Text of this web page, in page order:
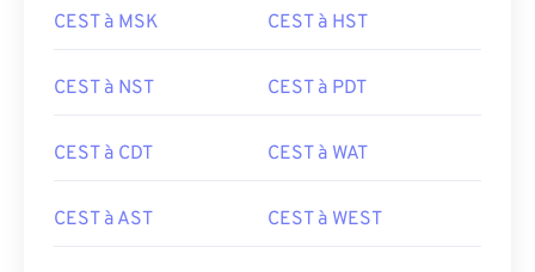
CEST à MSK CEST à HST
CEST à NST CEST à PDT
CEST à CDT CEST à WAT
CEST à AST CEST à WEST